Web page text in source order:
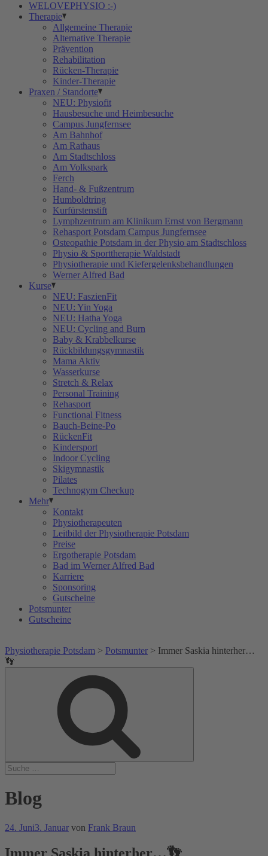
WELOVEPHYSIO :-)
Therapie
Allgemeine Therapie
Alternative Therapie
Prävention
Rehabilitation
Rücken-Therapie
Kinder-Therapie
Praxen / Standorte
NEU: Physiofit
Hausbesuche und Heimbesuche
Campus Jungfernsee
Am Bahnhof
Am Rathaus
Am Stadtschloss
Am Volkspark
Ferch
Hand- & Fußzentrum
Humboldtring
Kurfürstenstift
Lymphzentrum am Klinikum Ernst von Bergmann
Rehasport Potsdam Campus Jungfernsee
Osteopathie Potsdam in der Physio am Stadtschloss
Physio & Sporttherapie Waldstadt
Physiotherapie und Kiefergelenksbehandlungen
Werner Alfred Bad
Kurse
NEU: FaszienFit
NEU: Yin Yoga
NEU: Hatha Yoga
NEU: Cycling and Burn
Baby & Krabbelkurse
Rückbildungsgymnastik
Mama Aktiv
Wasserkurse
Stretch & Relax
Personal Training
Rehasport
Functional Fitness
Bauch-Beine-Po
RückenFit
Kindersport
Indoor Cycling
Skigymnastik
Pilates
Technogym Checkup
Mehr
Kontakt
Physiotherapeuten
Leitbild der Physiotherapie Potsdam
Preise
Ergotherapie Potsdam
Bad im Werner Alfred Bad
Karriere
Sponsoring
Gutscheine
Potsmunter
Gutscheine
Physiotherapie Potsdam > Potsmunter > Immer Saskia hinterher…
👣
Blog
Veröffentlicht
24. Juni3. Januar von Frank Braun
Immer Saskia hinterher…👣